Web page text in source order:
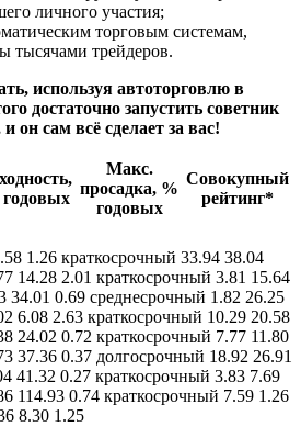
личного участия;
торговым системам,
тысячами трейдеров.
используя автоторговлю в
достаточно запустить советник
он сам всё сделает за вас!
Макс.
просадка, %
годовых
Совокупный
рейтинг*
1.26 краткосрочный 33.94 38.04
14.28 2.01 краткосрочный 3.81 15.64
34.01 0.69 среднесрочный 1.82 26.25
6.08 2.63 краткосрочный 10.29 20.58
24.02 0.72 краткосрочный 7.77 11.80
37.36 0.37 долгосрочный 18.92 26.91
41.32 0.27 краткосрочный 3.83 7.69
114.93 0.74 краткосрочный 7.59 1.26
8.30 1.25